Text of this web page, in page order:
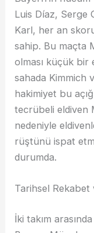
Luis Díaz, Serge
Karl, her an
sahip. Bu maçta
olması küçük bir
sahada Kimmich
hakimiyet bu
tecrübeli eldiven
nedeniyle
rüştünü ispat
durumda.
Tarihsel
İki takım